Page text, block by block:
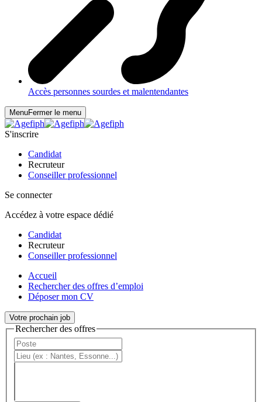
Accès personnes sourdes et malentendantes
MenuFermer le menu
S'inscrire
Candidat
Recruteur
Conseiller professionnel
Se connecter
Accédez à votre espace dédié
Candidat
Recruteur
Conseiller professionnel
Accueil
Rechercher des offres d’emploi
Déposer mon CV
Votre prochain job
Rechercher des offres